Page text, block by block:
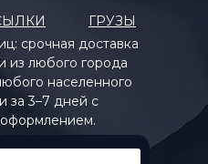
ГРУЗЫ
срочная доставка
из любого города
населенного
за 3–7 дней с